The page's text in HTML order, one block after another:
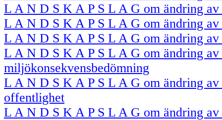
L A N D S K A P S L A G om ändring av
L A N D S K A P S L A G om ändring
L A N D S K A P S L A G om ändring
L A N D S K A P S L A G om ändring av
miljökonsekvensbedömning
L A N D S K A P S L A G om ändring av
offentlighet
L A N D S K A P S L A G om ändring